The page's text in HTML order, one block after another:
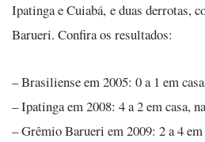
Ipatinga e Cuiabá, e duas derrotas,
Barueri. Confira os resultados:
– Brasiliense em 2005: 0 a 1 em
– Ipatinga em 2008: 4 a 2 em casa,
– Grêmio Barueri em 2009: 2 a 4